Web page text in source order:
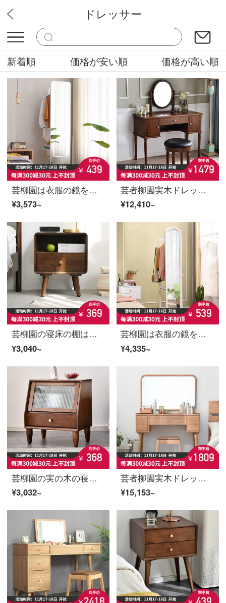
ファッション家具販売店
ドレッサー
新着順 価格が安い順 価格が高い順
芸柳園は衣服の鏡を着ます。木の鏡は全身地面に落ちます。鏡の寝室は回転します。多機能のクロークフレームは鏡を持ちます。
¥3,573~
芸者柳園実木ドレッサー寝室現代簡単化化粧台収納棚一体ネット紅少女化粧机胡桃色大型【ベンチ付き】
¥12,410~
芸柳園の寝床の棚は実際に木の北欧の寝室のベッドの隅の戸棚の家庭用の寝床の小さい収納棚が簡単で現代の狭い戸棚の単に胡桃色を引き出します。
¥3,040~
芸柳園は衣服の鏡を着て全身地面に落ちて鏡を回転して試着鏡の多機能ハンガーの鏡を掛けて回転することができます+ハンガー+白を掛けます
¥4,335~
芸柳園の実の木の寝床の棚北欧の寝室の小型の戸棚の家庭用ミニの小型の収納棚の胡桃色
¥3,032~
芸者柳園実木ドレッサーの寝室の化粧台の化粧品棚の化粧箱現代簡単な原木の色の帯の腰掛け
¥15,153~